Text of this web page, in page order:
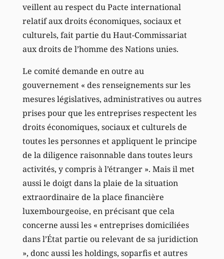
veillent au respect du Pacte international
relatif aux droits économiques, sociaux et
culturels, fait partie du Haut-Commissariat
aux droits de l’homme des Nations unies.
Le comité demande en outre au
gouvernement « des renseignements sur les
mesures législatives, administratives ou autres
prises pour que les entreprises respectent les
droits économiques, sociaux et culturels de
toutes les personnes et appliquent le principe
de la diligence raisonnable dans toutes leurs
activités, y compris à l’étranger ». Mais il met
aussi le doigt dans la plaie de la situation
extraordinaire de la place financière
luxembourgeoise, en précisant que cela
concerne aussi les « entreprises domiciliées
dans l’État partie ou relevant de sa juridiction
», donc aussi les holdings, soparfis et autres